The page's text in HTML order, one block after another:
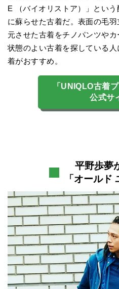
E （バイオリストア）」とい
に蘇らせた古着だ。表面の毛
元させた古着をチノパンツやカ
状態のよい古着を探している
着がおすすめ。
「UNIQLO古着
公式サ
平野歩夢
「オールド